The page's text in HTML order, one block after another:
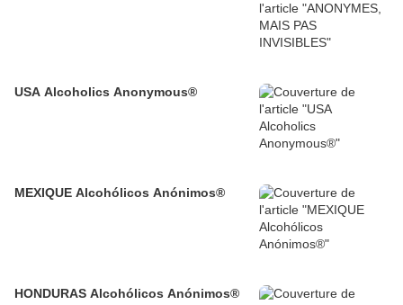
USA Alcoholics Anonymous®
MEXIQUE Alcohólicos Anónimos®
HONDURAS Alcohólicos Anónimos®